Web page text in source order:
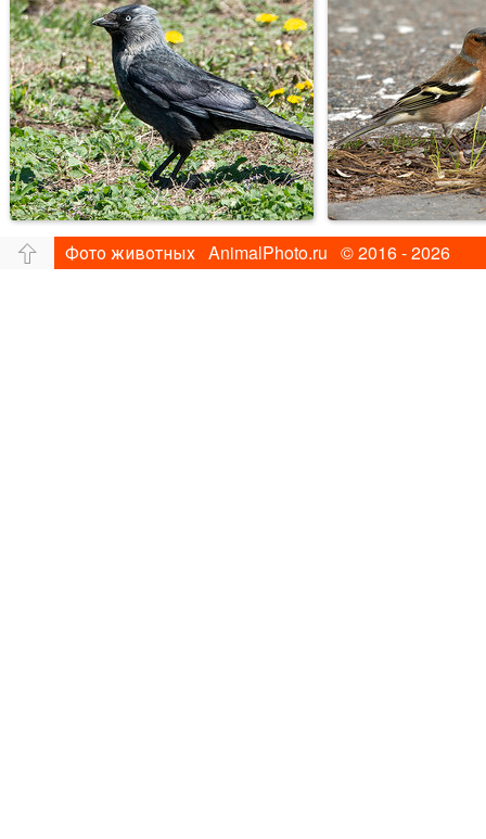
Фото животных AnimalPhoto.ru © 2016 - 2026